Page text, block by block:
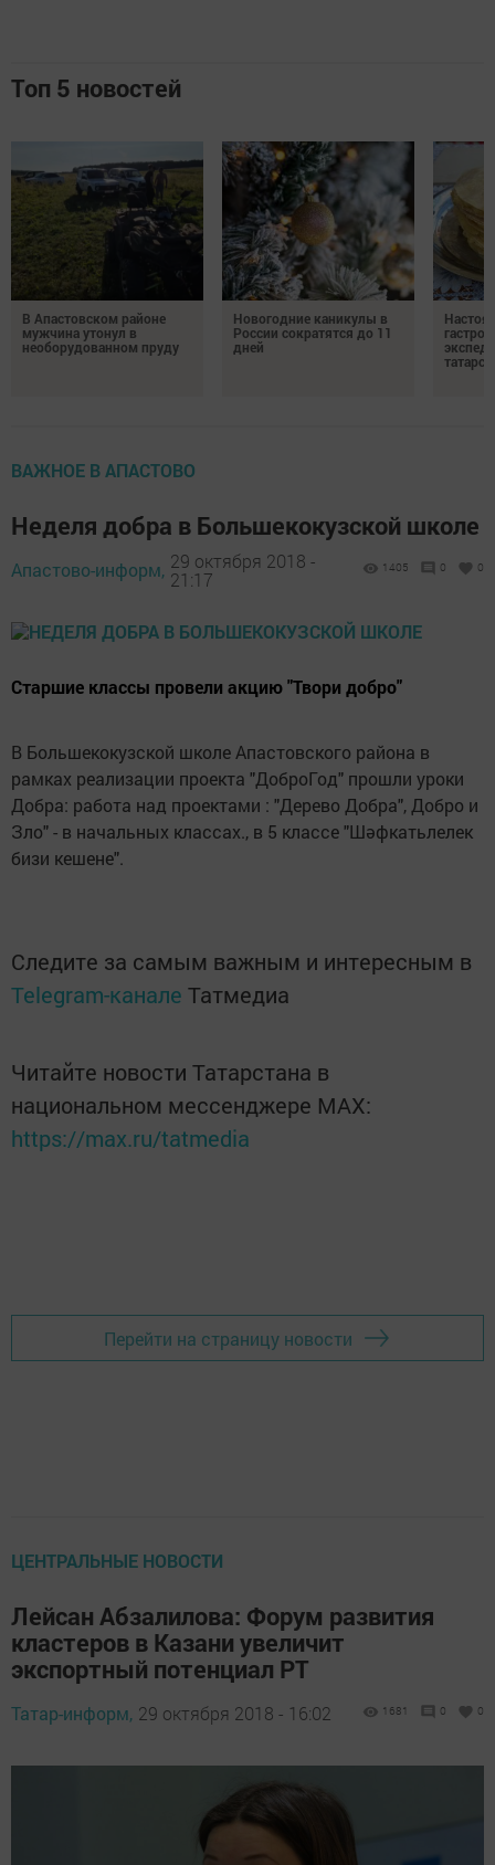
Топ 5 новостей
В Апастовском районе
мужчина утонул в
необорудованном пруду
Новогодние каникулы в
России сократятся до 11
дней
ВАЖНОЕ В АПАСТОВО
Неделя добра в Большекокузской школе
Апастово-информ, 29 октября 2018 -
21:17
1405 0 0
Старшие классы провели акцию "Твори добро"
В Большекокузской школе Апастовского района в
рамках реализации проекта "ДоброГод" прошли уроки
Добра: работа над проектами : "Дерево Добра", Добро и
Зло" - в начальных классах., в 5 классе "Шәфкатьлелек
бизи кешене".
Следите за самым важным и интересным в
Telegram-канале Татмедиа
Читайте новости Татарстана в
национальном мессенджере MАХ:
https://max.ru/tatmedia
Перейти на страницу новости
ЦЕНТРАЛЬНЫЕ НОВОСТИ
Лейсан Абзалилова: Форум развития
кластеров в Казани увеличит
экспортный потенциал РТ
Татар-информ, 29 октября 2018 - 16:02 1681 0 0